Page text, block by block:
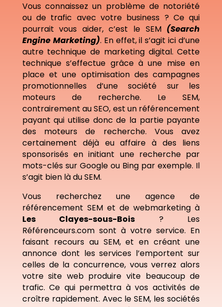
Vous connaissez un problème de notoriété
ou de trafic avec votre business ? Ce qui
pourrait vous aider, c’est le SEM (Search
Engine Marketing). En effet, il s’agit ici d’une
autre technique de marketing digital. Cette
technique s’effectue grâce à une mise en
place et une optimisation des campagnes
promotionnelles d’une société sur les
moteurs de recherche. Le SEM,
contrairement au SEO, est un référencement
payant qui utilise donc de la partie payante
des moteurs de recherche. Vous avez
certainement déjà eu affaire à des liens
sponsorisés en initiant une recherche par
mots-clés sur Google ou Bing par exemple. Il
s’agit bien là du SEM.
Vous recherchez une agence de
référencement SEM et de webmarketing à
Les Clayes-sous-Bois ? Les
Référenceurs.com sont à votre service. En
faisant recours au SEM, et en créant une
annonce dont les services l’emportent sur
celles de la concurrence, vous verrez alors
votre site web produire vite beaucoup de
trafic. Ce qui permettra à vos activités de
croître rapidement. Avec le SEM, les sociétés